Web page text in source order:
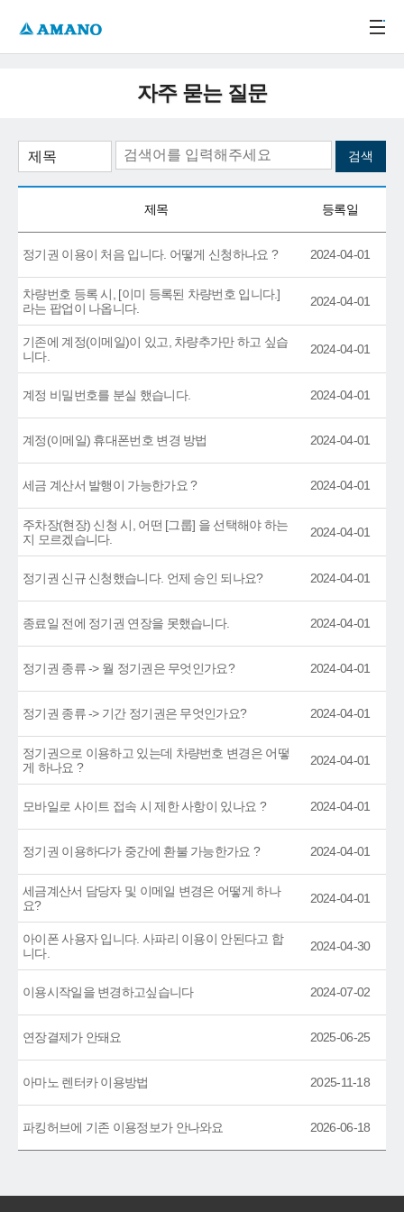
자주 묻는 질문
제목 등록일
정기권 이용이 처음 입니다. 어떻게 신청하나요 ? 2024-04-01
차량번호 등록 시, [이미 등록된 차량번호 입니다.]
라는 팝업이 나옵니다.
2024-04-01
기존에 계정(이메일)이 있고, 차량추가만 하고 싶습
니다.
2024-04-01
계정 비밀번호를 분실 했습니다. 2024-04-01
계정(이메일) 휴대폰번호 변경 방법 2024-04-01
세금 계산서 발행이 가능한가요 ? 2024-04-01
주차장(현장) 신청 시, 어떤 [그룹] 을 선택해야 하는
지 모르겠습니다.
2024-04-01
정기권 신규 신청했습니다. 언제 승인 되나요? 2024-04-01
종료일 전에 정기권 연장을 못했습니다. 2024-04-01
정기권 종류 -> 월 정기권은 무엇인가요? 2024-04-01
정기권 종류 -> 기간 정기권은 무엇인가요? 2024-04-01
정기권으로 이용하고 있는데 차량번호 변경은 어떻
게 하나요 ?
2024-04-01
모바일로 사이트 접속 시 제한 사항이 있나요 ? 2024-04-01
정기권 이용하다가 중간에 환불 가능한가요 ? 2024-04-01
세금계산서 담당자 및 이메일 변경은 어떻게 하나
요?
2024-04-01
아이폰 사용자 입니다. 사파리 이용이 안된다고 합
니다.
2024-04-30
이용시작일을 변경하고싶습니다 2024-07-02
연장결제가 안돼요 2025-06-25
아마노 렌터카 이용방법 2025-11-18
파킹허브에 기존 이용정보가 안나와요 2026-06-18